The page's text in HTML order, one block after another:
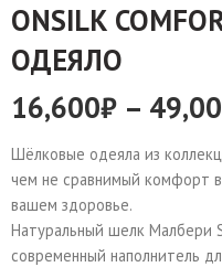
ONSILK
ОДЕЯЛО
16,600₽ –
Шёлковые одеяла из
чем не сравнимый комфорт
вашем здоровье.
Натуральный шелк Малбери
современный наполнитель